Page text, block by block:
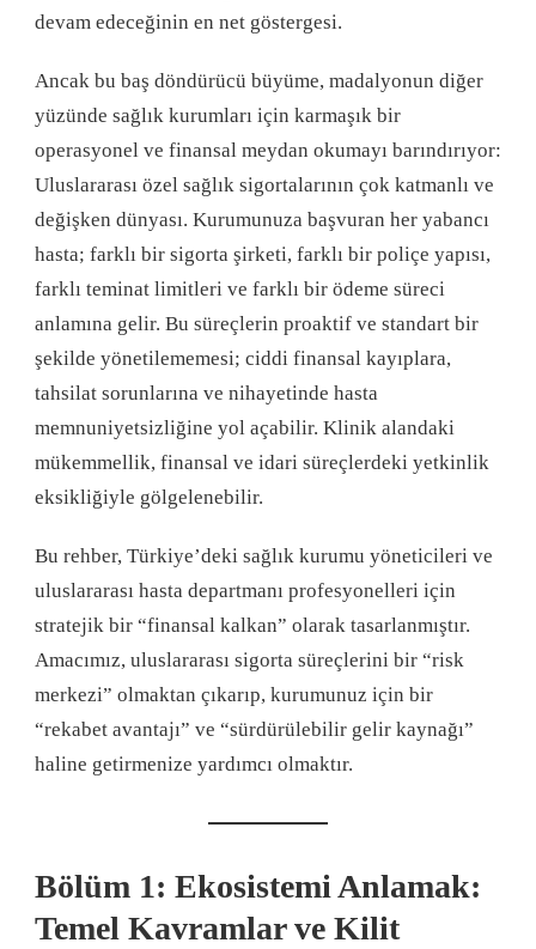
devam edeceğinin en net göstergesi.
Ancak bu baş döndürücü büyüme, madalyonun diğer
yüzünde sağlık kurumları için karmaşık bir
operasyonel ve finansal meydan okumayı barındırıyor:
Uluslararası özel sağlık sigortalarının çok katmanlı ve
değişken dünyası. Kurumunuza başvuran her yabancı
hasta; farklı bir sigorta şirketi, farklı bir poliçe yapısı,
farklı teminat limitleri ve farklı bir ödeme süreci
anlamına gelir. Bu süreçlerin proaktif ve standart bir
şekilde yönetilememesi; ciddi finansal kayıplara,
tahsilat sorunlarına ve nihayetinde hasta
memnuniyetsizliğine yol açabilir. Klinik alandaki
mükemmellik, finansal ve idari süreçlerdeki yetkinlik
eksikliğiyle gölgelenebilir.
Bu rehber, Türkiye’deki sağlık kurumu yöneticileri ve
uluslararası hasta departmanı profesyonelleri için
stratejik bir “finansal kalkan” olarak tasarlanmıştır.
Amacımız, uluslararası sigorta süreçlerini bir “risk
merkezi” olmaktan çıkarıp, kurumunuz için bir
“rekabet avantajı” ve “sürdürülebilir gelir kaynağı”
haline getirmenize yardımcı olmaktır.
Bölüm 1: Ekosistemi Anlamak:
Temel Kavramlar ve Kilit